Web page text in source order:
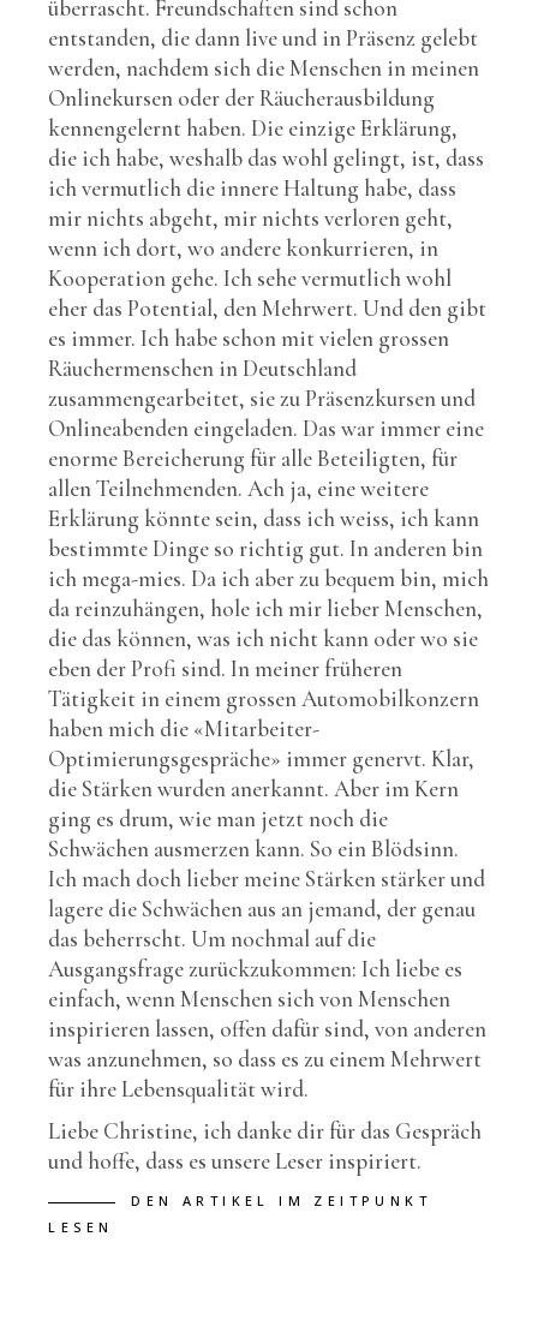
überrascht. Freundschaften sind schon
entstanden, die dann live und in Präsenz gelebt
werden, nachdem sich die Menschen in meinen
Onlinekursen oder der Räucherausbildung
kennengelernt haben. Die einzige Erklärung,
die ich habe, weshalb das wohl gelingt, ist, dass
ich vermutlich die innere Haltung habe, dass
mir nichts abgeht, mir nichts verloren geht,
wenn ich dort, wo andere konkurrieren, in
Kooperation gehe. Ich sehe vermutlich wohl
eher das Potential, den Mehrwert. Und den gibt
es immer. Ich habe schon mit vielen grossen
Räuchermenschen in Deutschland
zusammengearbeitet, sie zu Präsenzkursen und
Onlineabenden eingeladen. Das war immer eine
enorme Bereicherung für alle Beteiligten, für
allen Teilnehmenden. Ach ja, eine weitere
Erklärung könnte sein, dass ich weiss, ich kann
bestimmte Dinge so richtig gut. In anderen bin
ich mega-mies. Da ich aber zu bequem bin, mich
da reinzuhängen, hole ich mir lieber Menschen,
die das können, was ich nicht kann oder wo sie
eben der Profi sind. In meiner früheren
Tätigkeit in einem grossen Automobilkonzern
haben mich die «Mitarbeiter-
Optimierungsgespräche» immer genervt. Klar,
die Stärken wurden anerkannt. Aber im Kern
ging es drum, wie man jetzt noch die
Schwächen ausmerzen kann. So ein Blödsinn.
Ich mach doch lieber meine Stärken stärker und
lagere die Schwächen aus an jemand, der genau
das beherrscht. Um nochmal auf die
Ausgangsfrage zurückzukommen: Ich liebe es
einfach, wenn Menschen sich von Menschen
inspirieren lassen, offen dafür sind, von anderen
was anzunehmen, so dass es zu einem Mehrwert
für ihre Lebensqualität wird.
Liebe Christine, ich danke dir für das Gespräch
und hoffe, dass es unsere Leser inspiriert.
DEN ARTIKEL IM ZEITPUNKT
LESEN